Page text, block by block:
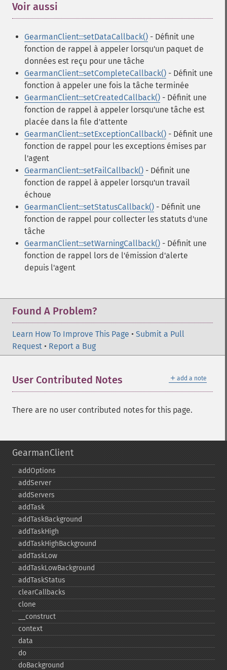
Voir aussi
GearmanClient::setDataCallback() - Définit une
fonction de rappel à appeler lorsqu'un paquet de
données est reçu pour une tâche
GearmanClient::setCompleteCallback() - Définit une
fonction à appeler une fois la tâche terminée
GearmanClient::setCreatedCallback() - Définit une
fonction de rappel à appeler lorsqu'une tâche est
placée dans la file d'attente
GearmanClient::setExceptionCallback() - Définit une
fonction de rappel pour les exceptions émises par
l'agent
GearmanClient::setFailCallback() - Définit une
fonction de rappel à appeler lorsqu'un travail
échoue
GearmanClient::setStatusCallback() - Définit une
fonction de rappel pour collecter les statuts d'une
tâche
GearmanClient::setWarningCallback() - Définit une
fonction de rappel lors de l'émission d'alerte
depuis l'agent
Found A Problem?
Learn How To Improve This Page • Submit a Pull
Request • Report a Bug
＋ add a note
User Contributed Notes
There are no user contributed notes for this page.
GearmanClient
addOptions
addServer
addServers
addTask
addTaskBackground
addTaskHigh
addTaskHighBackground
addTaskLow
addTaskLowBackground
addTaskStatus
clearCallbacks
clone
_​_​construct
context
data
do
doBackground